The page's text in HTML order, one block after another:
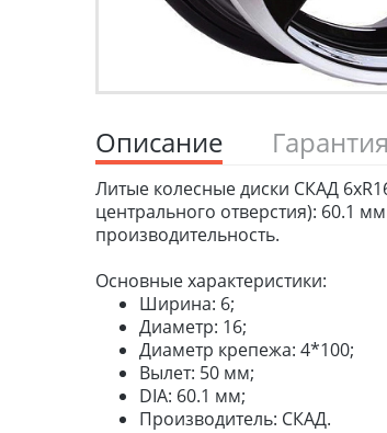
Описание Гарантия
Литые колесные диски СКАД
центрального отверстия): 60.1
производительность.
Основные характеристики:
Ширина: 6;
Диаметр: 16;
Диаметр крепежа: 4*100;
Вылет: 50 мм;
DIA: 60.1 мм;
Производитель: СКАД.